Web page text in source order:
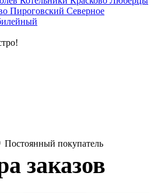
Пироговский Северное
Постоянный покупатель
заказов